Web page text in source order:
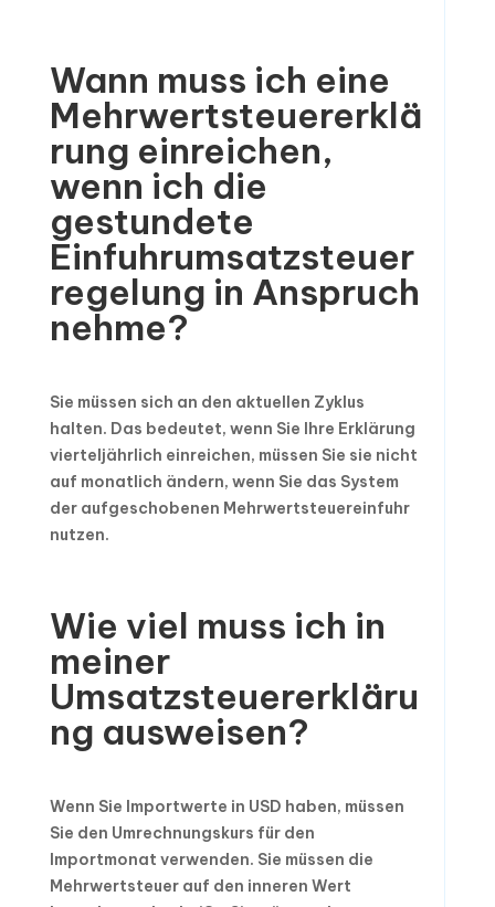
Wann muss ich eine
Mehrwertsteuererklä
rung einreichen,
wenn ich die
gestundete
Einfuhrumsatzsteuer
regelung in Anspruch
nehme?
Sie müssen sich an den aktuellen Zyklus
halten. Das bedeutet, wenn Sie Ihre Erklärung
vierteljährlich einreichen, müssen Sie sie nicht
auf monatlich ändern, wenn Sie das System
der aufgeschobenen Mehrwertsteuereinfuhr
nutzen.
Wie viel muss ich in
meiner
Umsatzsteuererkläru
ng ausweisen?
Wenn Sie Importwerte in USD haben, müssen
Sie den Umrechnungskurs für den
Importmonat verwenden. Sie müssen die
Mehrwertsteuer auf den inneren Wert